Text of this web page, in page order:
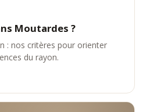
Moutardes ?
: nos critères pour orienter
du rayon.